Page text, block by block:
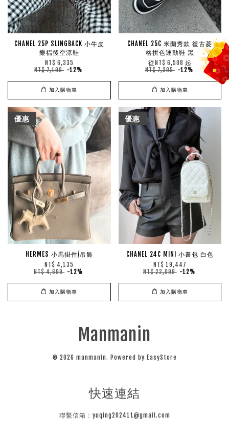
CHANEL 25P SLINGBACK 小牛皮
樂福後空涼鞋
NT$ 6,335
NT$ 7,199 -12%
加入購物車
CHANEL 25C 米蘭秀款 復古菱
格拼色運動鞋 黑
從 NT$ 6,508 起
NT$ 7,395 -12%
加入購物車
優惠
HERMES 小馬掛件/吊飾
NT$ 4,135
NT$ 4,699 -12%
加入購物車
優惠
CHANEL 24C MINI 小書包 白色
NT$ 19,447
NT$ 22,099 -12%
加入購物車
Manmanin
© 2026 manmanin. Powered by EasyStore
快速連結
聯繫信箱：yuqing202411@gmail.com